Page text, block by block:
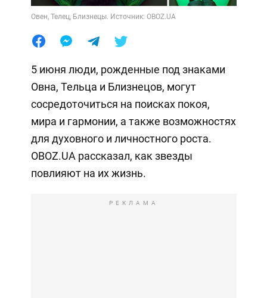
Лайфхаки
Овен, Телец, Близнецы. Источник: OBOZ.UA
5 июня люди, рожденные под знаками
Овна, Тельца и Близнецов, могут
сосредоточиться на поисках покоя,
мира и гармонии, а также возможностях
для духовного и личностного роста.
OBOZ.UA рассказал, как звезды
повлияют на их жизнь.
РЕКЛАМА